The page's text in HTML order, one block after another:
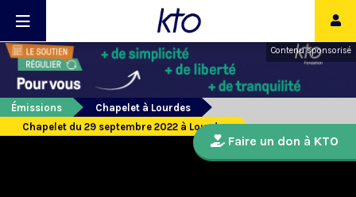
Contenu sponsorisé
Émissions
Chapelet à Lourdes
Chapelet du 29 septembre 2022 à Lourdes
Faire un don à KTO